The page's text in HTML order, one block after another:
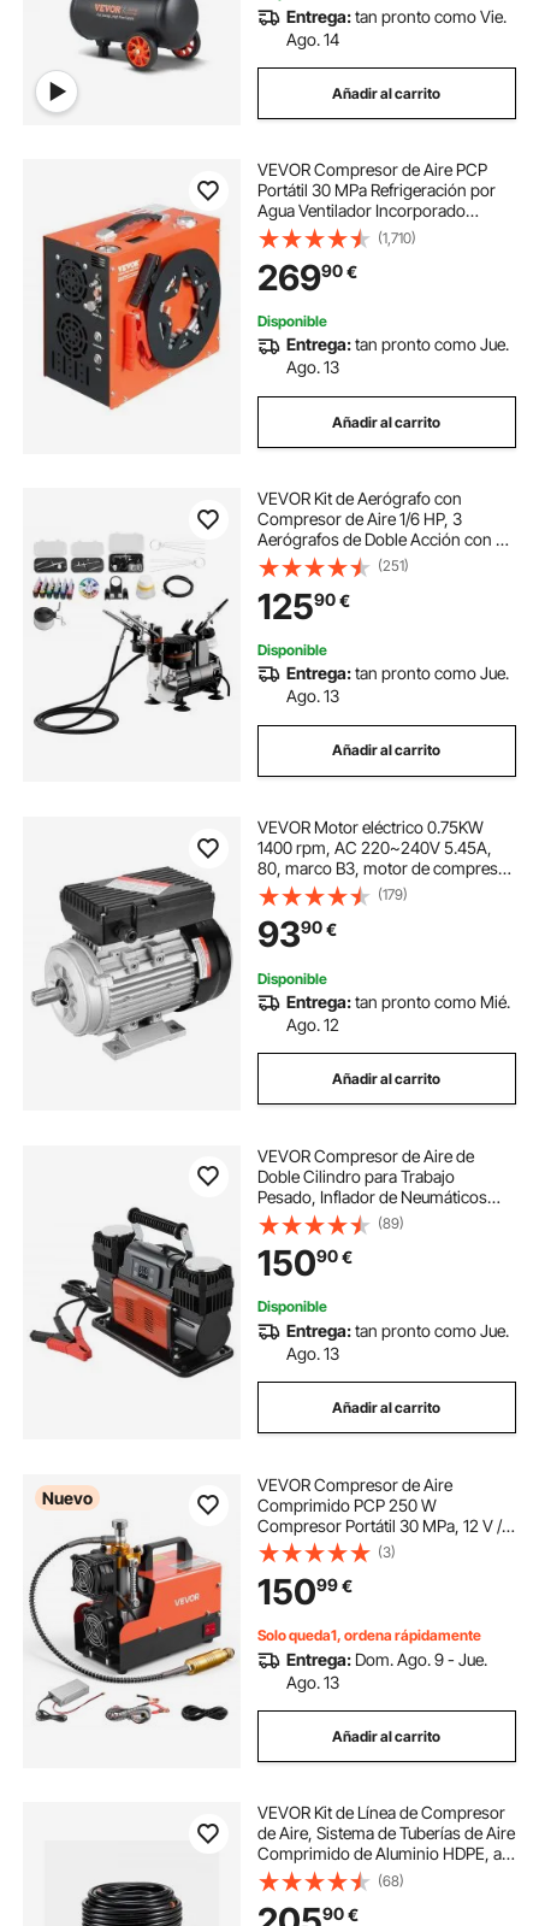
Entrega:tan pronto como Vie.
Ago. 14
Añadir al carrito
VEVOR Compresor de Aire PCP
Portátil 30 MPa Refrigeración por
Agua Ventilador Incorporado
Apagado Automático Compresor
de Tanque de Paintball DC 12 V / AC
230 V para Pistola de Aire Tanque
de Buceo
(1,710)
26990€
Disponible
Entrega:tan pronto como Jue.
Ago. 13
Añadir al carrito
VEVOR Kit de Aerógrafo con
Compresor de Aire 1/6 HP, 3
Aerógrafos de Doble Acción con 3
Boquillas, Manguera, Pinturas
Acrílicas, Pincel, Kit de Pintura para
Decoración de Tartas, Maquetas,
Uñas
(251)
12590€
Disponible
Entrega:tan pronto como Jue.
Ago. 13
Añadir al carrito
VEVOR Motor eléctrico 0.75KW
1400 rpm, AC 220~240V 5.45A,
80, marco B3, motor de compresor
de aire monofásico, eje con llave de
19 mm, rotación CW/CCW para
maquinaria agrícola y equipos
generales
(179)
9390€
Disponible
Entrega:tan pronto como Mié.
Ago. 12
Añadir al carrito
VEVOR Compresor de Aire de
Doble Cilindro para Trabajo
Pesado, Inflador de Neumáticos
Portátil con Parada Automática 300
L/min, con Pantalla Digital LCD y
Adaptadores para Camiones,
Coches, SUV
(89)
15090€
Disponible
Entrega:tan pronto como Jue.
Ago. 13
Añadir al carrito
Nuevo
VEVOR Compresor de Aire
Comprimido PCP 250 W
Compresor Portátil 30 MPa, 12 V /
230 V CA, con Convertidor de 500
W, Manómetro y Refrigeración por
Aire para Rifles PCP, Paintball y
Botellas de Buceo
(3)
15099€
Solo queda1, ordena rápidamente
Entrega: Dom. Ago. 9 - Jue.
Ago. 13
Añadir al carrito
VEVOR Kit de Línea de Compresor
de Aire, Sistema de Tuberías de Aire
Comprimido de Aluminio HDPE, a
Prueba de Fugas y Fácil de Instalar,
para Talleres de Garajes, Negro,
200 PSI, Ø 515 x 325 mm
(68)
90€